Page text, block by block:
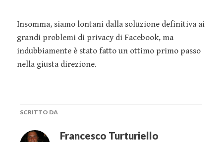
Insomma, siamo lontani dalla soluzione definitiva ai
grandi problemi di privacy di Facebook, ma
indubbiamente è stato fatto un ottimo primo passo
nella giusta direzione.
SCRITTO DA
Francesco Turturiello